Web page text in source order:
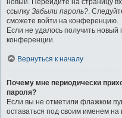
новый. Перейдите на страницу
ссылку Забыли пароль?.
сможете войти на конференцию.
Если не удалось получить
конференции.
Вернуться к началу
Почему мне периодически
пароля?
Если вы не отметили флажком
оставаться под своим именем